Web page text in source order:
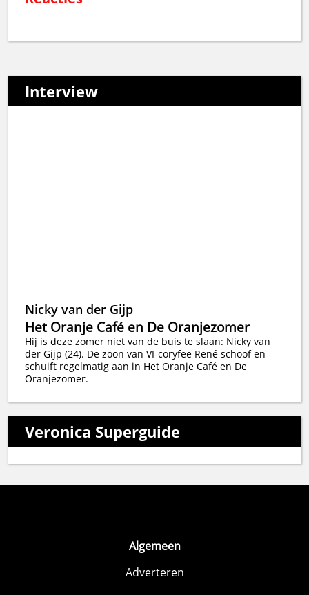
Interview
Nicky van der Gijp
Het Oranje Café en De Oranjezomer
Hij is deze zomer niet van de buis te slaan: Nicky van
der Gijp (24). De zoon van VI-coryfee René schoof en
schuift regelmatig aan in Het Oranje Café en De
Oranjezomer.
Veronica Superguide
Algemeen
Adverteren